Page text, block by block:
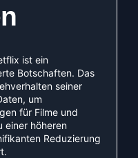
ist ein
Botschaften. Das
seiner
um
für Filme und
einer höheren
Reduzierung